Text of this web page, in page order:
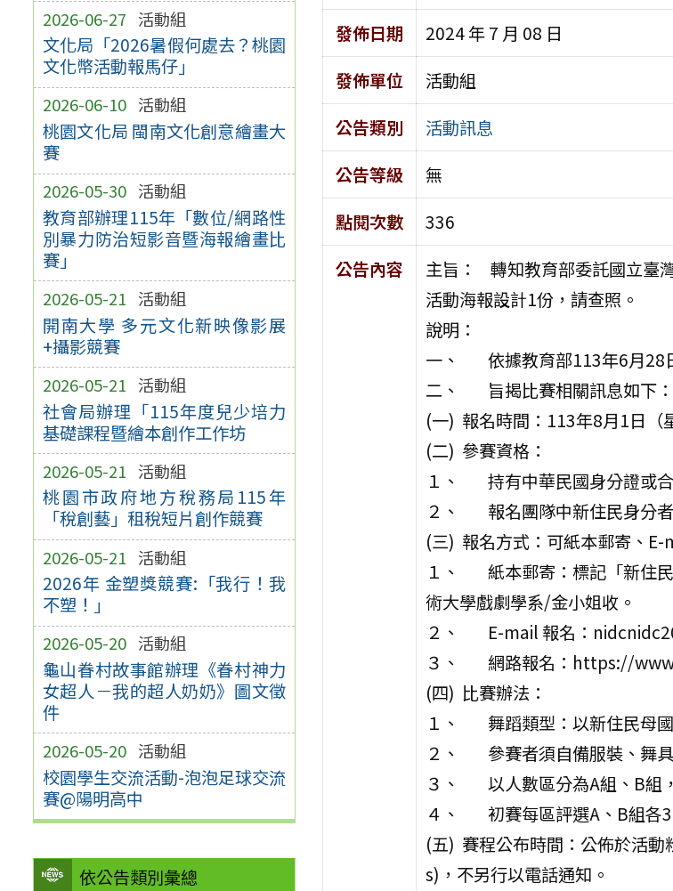
2026-06-27 活動組
文化局「2026暑假何處去？桃園
文化幣活動報馬仔」
2026-06-10 活動組
桃園文化局 閩南文化創意繪畫大
賽
2026-05-30 活動組
教育部辦理115年「數位/網路性
別暴力防治短影音暨海報繪畫比
賽」
2026-05-21 活動組
開南大學 多元文化新映像影展
+攝影競賽
2026-05-21 活動組
社會局辦理「115年度兒少培力
基礎課程暨繪本創作工作坊
2026-05-21 活動組
桃園市政府地方稅務局115年
「稅創藝」租稅短片創作競賽
2026-05-21 活動組
2026年 金塑獎競賽:「我行！我
不塑！」
2026-05-20 活動組
龜山眷村故事館辦理《眷村神力
女超人－我的超人奶奶》圖文徵
件
2026-05-20 活動組
校園學生交流活動-泡泡足球交流
賽@陽明高中
依公告類別彙總
發佈日期
2024 年 7 月 08 日
發佈單位
活動組
公告類別
活動訊息
公告等級
無
點閱次數
336
公告內容
主旨： 轉知教育部委託國立臺
活動海報設計1份，請查照。
說明：
一、 依據教育部113年6月28
二、 旨揭比賽相關訊息如下：
(一) 報名時間：113年8月1日（
(二) 參賽資格：
１、 持有中華民國身分證或合
２、 報名團隊中新住民身分者
(三) 報名方式：可紙本郵寄、E-
１、 紙本郵寄：標記「新住民
術大學戲劇學系/金小姐收。
２、 E-mail 報名：
３、 網路報名：https://
(四) 比賽辦法：
１、 舞蹈類型：以新住民母國
２、 參賽者須自備服裝、舞具
３、 以人數區分為A組、B組
４、 初賽每區評選A、B組各3
(五) 賽程公布時間：公佈於活
s)，不另行以電話通知。